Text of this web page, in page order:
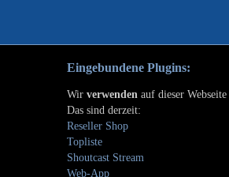
Eingebundene Plugins:
Wir verwenden auf dieser Webseite
Das sind derzeit:
Reseller Shop
Topliste
Shoutcast Stream
Web-App